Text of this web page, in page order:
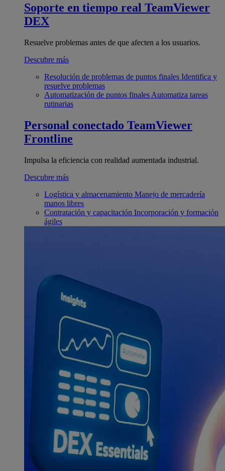
Soporte en tiempo real TeamViewer
DEX
Resuelve problemas antes de que afecten a los usuarios.
Descubre más
Resolución de problemas de puntos finales Identifica y
resuelve problemas
Automatización de puntos finales Automatiza tareas
rutinarias
Personal conectado TeamViewer
Frontline
Impulsa la eficiencia con realidad aumentada industrial.
Descubre más
Logística y almacenamiento Manejo de mercadería
manos libres
Contratación y capacitación Incorporación y formación
ágiles